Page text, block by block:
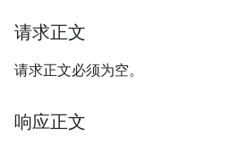
请求正文
请求正文必须为空。
响应正文